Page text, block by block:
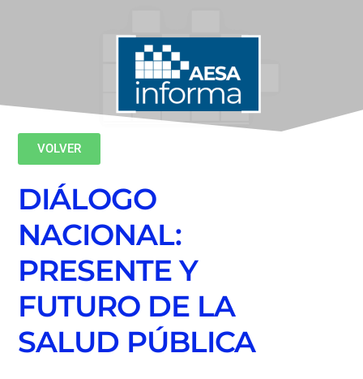
VOLVER
DIÁLOGO
NACIONAL:
PRESENTE Y
FUTURO DE LA
SALUD PÚBLICA